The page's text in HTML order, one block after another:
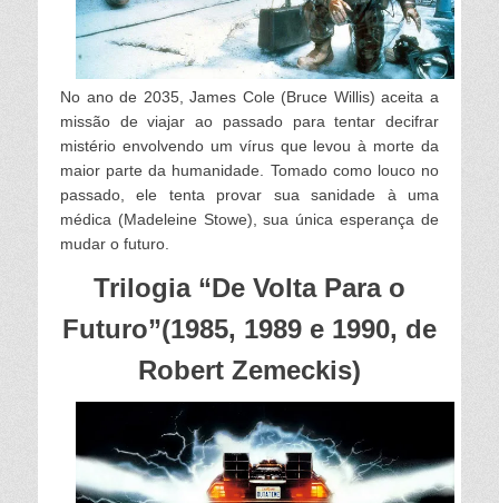
No ano de 2035, James Cole (Bruce Willis) aceita a
missão de viajar ao passado para tentar decifrar
mistério envolvendo um vírus que levou à morte da
maior parte da humanidade. Tomado como louco no
passado, ele tenta provar sua sanidade à uma
médica (Madeleine Stowe), sua única esperança de
mudar o futuro.
Trilogia “De Volta Para o
Futuro”(1985, 1989 e 1990, de
Robert Zemeckis)